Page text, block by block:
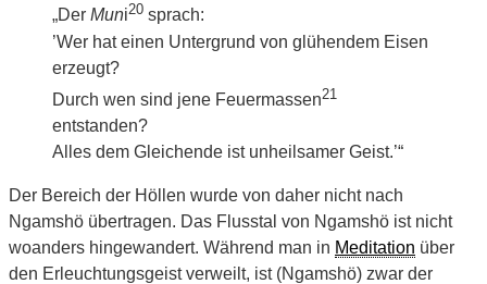
„Der Muni20 sprach:
’Wer hat einen Untergrund von glühendem Eisen
erzeugt?
Durch wen sind jene Feuermassen21
entstanden?
Alles dem Gleichende ist unheilsamer Geist.’“
Der Bereich der Höllen wurde von daher nicht nach
Ngamshö übertragen. Das Flusstal von Ngamshö ist nicht
woanders hingewandert. Während man in Meditation über
den Erleuchtungsgeist verweilt, ist (Ngamshö) zwar der